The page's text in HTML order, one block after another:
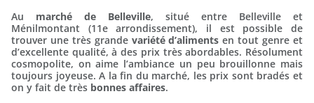
Au marché de Belleville, situé entre Belleville et
Ménilmontant (11e arrondissement), il est possible de
trouver une très grande variété d’aliments en tout genre et
d’excellente qualité, à des prix très abordables. Résolument
cosmopolite, on aime l’ambiance un peu brouillonne mais
toujours joyeuse. A la fin du marché, les prix sont bradés et
on y fait de très bonnes affaires.